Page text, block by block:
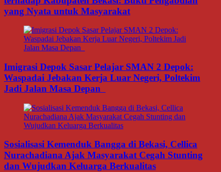
yang Nyata untuk Masyarakat
Imigrasi Depok Sasar Pelajar SMAN 2 Depok:
Waspadai Jebakan Kerja Luar Negeri, Poltekim
Jadi Jalan Masa Depan
Sosialisasi Kemenduk Bangga di Bekasi, Cellica
Nurachadiana Ajak Masyarakat Cegah Stunting
dan Wujudkan Keluarga Berkualitas